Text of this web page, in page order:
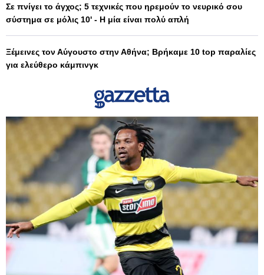
Σε πνίγει το άγχος; 5 τεχνικές που ηρεμούν το νευρικό σου
σύστημα σε μόλις 10' - Η μία είναι πολύ απλή
Ξέμεινες τον Αύγουστο στην Αθήνα; Βρήκαμε 10 top παραλίες
για ελεύθερο κάμπινγκ